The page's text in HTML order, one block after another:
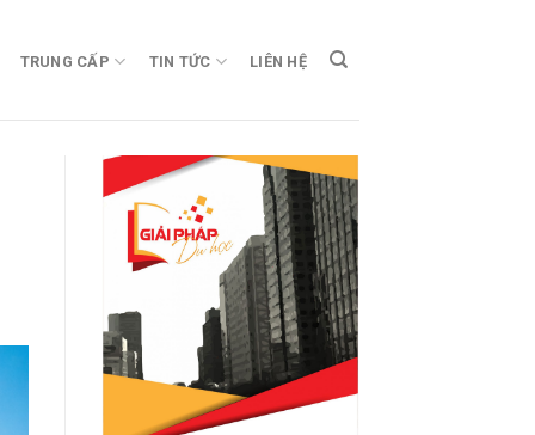
TRUNG CẤP TIN TỨC LIÊN HỆ